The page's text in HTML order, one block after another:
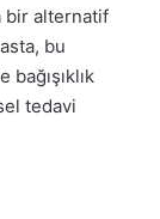
bir alternatif
bu
tedavi